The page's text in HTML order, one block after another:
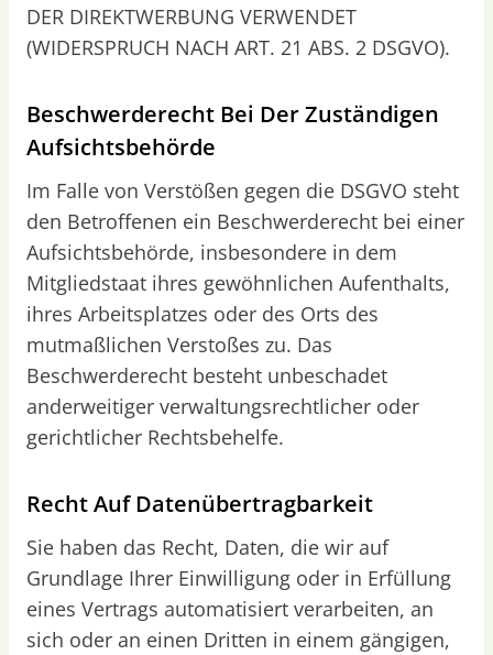
DER DIREKTWERBUNG VERWENDET
(WIDERSPRUCH NACH ART. 21 ABS. 2 DSGVO).
Beschwerde­recht Bei Der Zuständigen
Aufsichts­behörde
Im Falle von Verstößen gegen die DSGVO steht
den Betroffenen ein Beschwerderecht bei einer
Aufsichtsbehörde, insbesondere in dem
Mitgliedstaat ihres gewöhnlichen Aufenthalts,
ihres Arbeitsplatzes oder des Orts des
mutmaßlichen Verstoßes zu. Das
Beschwerderecht besteht unbeschadet
anderweitiger verwaltungsrechtlicher oder
gerichtlicher Rechtsbehelfe.
Recht Auf Daten­übertrag­barkeit
Sie haben das Recht, Daten, die wir auf
Grundlage Ihrer Einwilligung oder in Erfüllung
eines Vertrags automatisiert verarbeiten, an
sich oder an einen Dritten in einem gängigen,